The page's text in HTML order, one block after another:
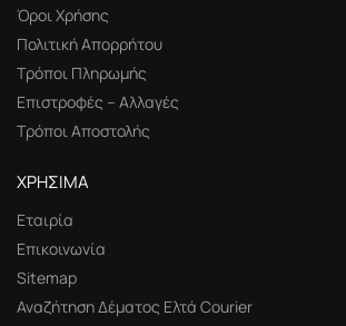
Όροι Χρήσης
Πολιτική Απορρήτου
Τρόποι Πληρωμής
Επιστροφές – Αλλαγές
Τρόποι Αποστολής
ΧΡΗΣΙΜΑ
Εταιρία
Επικοινωνία
Sitemap
Αναζήτηση Δέματος Ελτά Courier